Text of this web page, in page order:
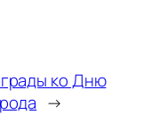
ко Дню
→